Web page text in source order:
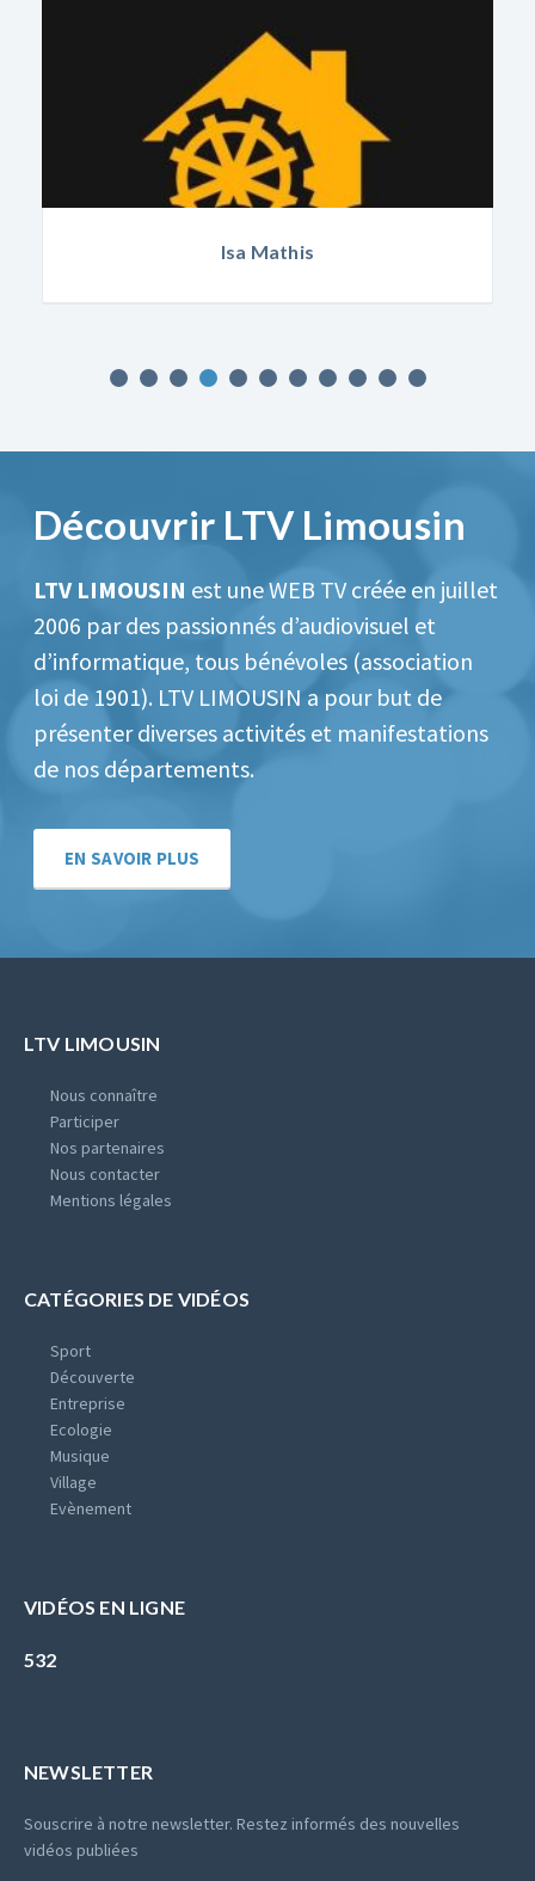
Isa Mathis
Découvrir LTV Limousin
LTV LIMOUSIN est une WEB TV créée en juillet
2006 par des passionnés d’audiovisuel et
d’informatique, tous bénévoles (association
loi de 1901). LTV LIMOUSIN a pour but de
présenter diverses activités et manifestations
de nos départements.
EN SAVOIR PLUS
LTV LIMOUSIN
Nous connaître
Participer
Nos partenaires
Nous contacter
Mentions légales
CATÉGORIES DE VIDÉOS
Sport
Découverte
Entreprise
Ecologie
Musique
Village
Evènement
VIDÉOS EN LIGNE
532
NEWSLETTER
Souscrire à notre newsletter. Restez informés des nouvelles
vidéos publiées